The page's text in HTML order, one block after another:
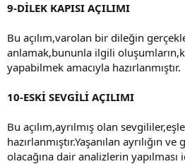
9-DİLEK KAPISI AÇILIMI
Bu açılım,varolan bir dileğin
anlamak,bununla ilgili
yapabilmek amacıyla hazırlanmıştır.
10-ESKİ SEVGİLİ AÇILIMI
Bu açılım,ayrılmış olan
hazırlanmıştır.Yaşanılan ayrılığın
olacağına dair analizlerin yapılması